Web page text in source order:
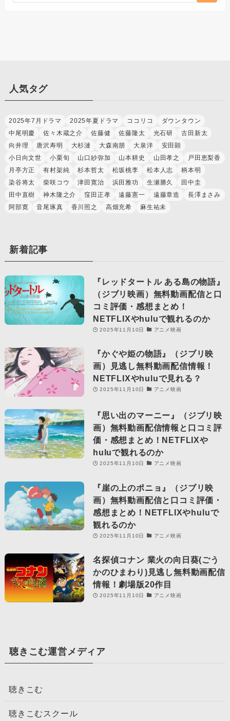
人気タグ
2025年7月ドラマ 2025年夏ドラマ ココリコ
ダウンタウン
中尾明慶
佐々木蔵之介 佐藤健 佐藤隆太 光石研
古田新太
向井理
唐沢寿明 大杉漣 大森南朋 大泉洋
安田顕
小日向文世
小栗旬 山口紗弥加 山本耕史 山田孝之
戸田恵梨香
月亭方正
有村架純 杉本哲太 松坂桃李 松本人志
柄本明
染谷将太
柴咲コウ 津田寛治 浜田雅功 生瀬勝久
田中圭
田中直樹
神木隆之介 窪田正孝 遠藤憲一 遠藤章造
長澤まさみ
阿部寛
音尾琢真 香川照之 高畑充希 麻生祐未
新着記事
『レッドタートル ある島の物語』
（ジブリ映画）無料動画配信と口
コミ評価・感想まとめ！
NETFLIXやhuluで観れるのか
2025年11月10日 アニメ映画
『かぐや姫の物語』（ジブリ映
画）見逃し無料動画配信情報！
NETFLIXやhuluで見れる？
2025年11月10日 アニメ映画
『思い出のマーニー』（ジブリ映
画）無料動画配信情報と口コミ評
価・感想まとめ！NETFLIXや
huluで観れるのか
2025年11月10日 アニメ映画
『崖の上のポニョ』（ジブリ映
画）無料動画配信と口コミ評価・
感想まとめ！NETFLIXやhuluで
観れるのか
2025年11月10日 アニメ映画
名探偵コナン 業火の向日葵(ごう
かのひまわり)見逃し無料動画配信
情報！劇場版20作目
2025年11月10日 アニメ映画
聴きこむ運営メディア
聴きこむ
聴きこむスクール